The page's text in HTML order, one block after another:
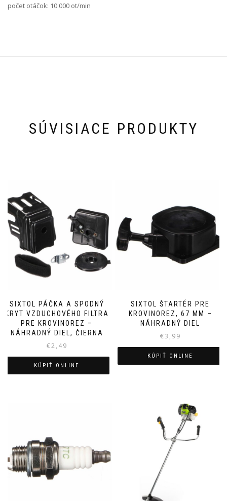
počet otáčok: 10 000 ot/min
SÚVISIACE PRODUKTY
SIXTOL PÁČKA A SPODNÝ
KRYT VZDUCHOVÉHO FILTRA
PRE KROVINOREZ –
NÁHRADNÝ DIEL, ČIERNA
€2,49
KÚPIŤ ONLINE
SIXTOL ŠTARTÉR PRE
KROVINOREZ, 67 MM –
NÁHRADNÝ DIEL
€3,99
KÚPIŤ ONLINE